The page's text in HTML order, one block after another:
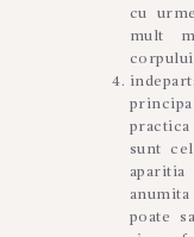
cu
mult
sunt
poate